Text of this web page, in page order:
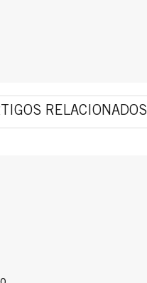
RELACIONADOS